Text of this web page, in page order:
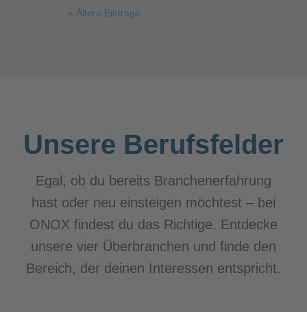
« Ältere Einträge
Unsere Berufsfelder
Egal, ob du bereits Branchenerfahrung
hast oder neu einsteigen möchtest – bei
ONOX findest du das Richtige. Entdecke
unsere vier Überbranchen und finde den
Bereich, der deinen Interessen entspricht.